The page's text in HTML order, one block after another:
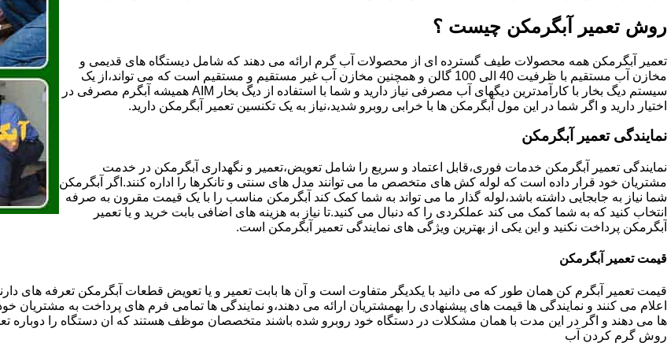
روش تعمیر آبگرمکن چیست ؟
تعمیر آبگرمکن همه محصولات طیف گسترده ای از محصولات آب گرم ارائه می دهند که شامل دیستگاه های قدیمی و
مخازن آب مستقیم با ظرفیت 40 الی 100 گالن و همچنین مخازن آب غیر مستقیم و مستقیم است که می تواند،از یک
سیستم دیگ بخار با کارآمدترین دیگهای آب مصرفی نیاز دارید و شما با استفاده از دیگ بخار AIM همیشه آبگرم مصرفی در
اختیار دارید و اگر شما در این مول آبگرمکن ها با خرابی روبرو شدید،نیاز به یک تکنسین تعمیر آبگرمکن دارید.
نمایندگی تعمیر آبگرمکن
نمایندگی تعمیر آبگرمکن خدمات فوری،قابل اعتماد و سریع را شامل تعویض،تعمیر و نگهداری آبگرمکن در خدمت
مشتریان خود قرار داده است که لوله کش های متخصص ما می توانند مدل های سنتی و تانکرها را اداره کنند.اگر آبگرمکن
شما نیاز به جابجایی داشته باشد،لوله گذار ما می تواند به شما کمک کند آبگرمکن مناسب را با یک قیمت مقرون به صرفه
انتخاب کنید که به شما کمک می کند عملکردی را که دنبال می کنید.تا نیاز به هزینه های اضافی بابت خرید و یا تعمیر
آبگرمکن پرداخت نکنید و این یکی از بهترین ویژگی های نمایندگی تعمیر آبگرمکن است.
قیمت تعمیر آبگرمکن
قیمت تعمیر آبگرم کن همان طور که می دانید با یکدیگر متفاوت است و آن ها بابت تعمیر و یا تعویض قطعات آبگرمکن تعرفه های
اعلام می کنند و نمایندگی ها قیمت های پیشنهادی را بهمشتریان ارائه می دهند،و نمایندگی ها تمامی فرم های پرداخت به
ها می دهند و اگر در این مدت با همان مشکلات در دستگاه خود روبرو شده باشند متخصصان موظف هستند که ان دستگاه را دوباره
روش گرم کردن آب